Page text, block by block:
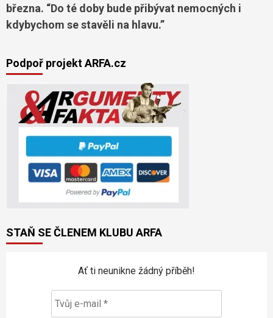
března. “Do té doby bude přibývat nemocných i
kdybychom se stavěli na hlavu.”
Podpoř projekt ARFA.cz
STAŇ SE ČLENEM KLUBU ARFA
Ať ti neunikne žádný příběh!